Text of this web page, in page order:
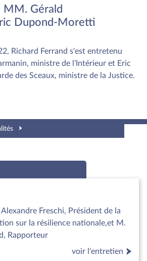
MM. Gérald
Dupond-Moretti
Richard Ferrand s'est entretenu
ministre de l’Intérieur et Eric
des Sceaux, ministre de la Justice.
Freschi, Président de la
sur la résilience nationale,et M.
Rapporteur
voir l'entretien